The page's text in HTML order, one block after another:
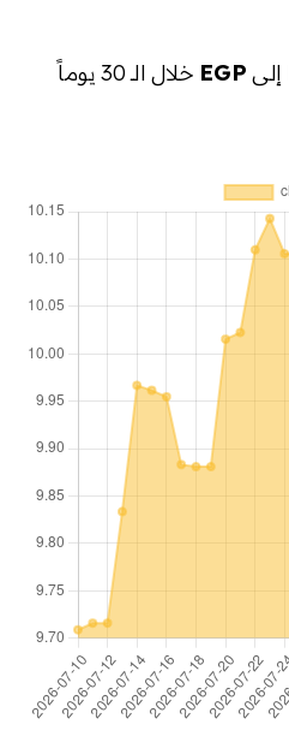
إلى EGP
خلال الـ 30 يوماً